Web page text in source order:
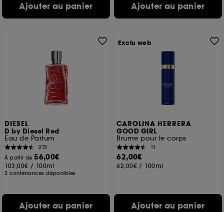
Ajouter au panier Ajouter au panier
DIESEL
D by Diesel Red
Eau de Parfum
215
À partir de56,00€
103,00€ / 100ml
3 contenances disponibles
Ajouter au panier
CAROLINA HERRERA
GOOD GIRL
Brume pour le corps
11
62,00€
62,00€ / 100ml
Ajouter au panier
Exclu web